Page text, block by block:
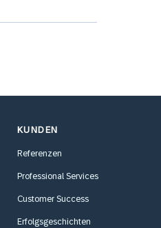
KUNDEN
Referenzen
Professional Services
Customer Success
Erfolgsgeschichten